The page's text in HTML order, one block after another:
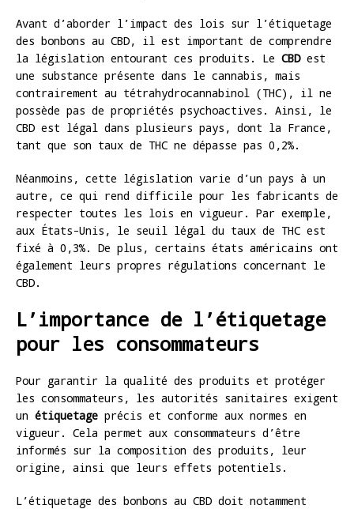
Avant d’aborder l’impact des lois sur l’étiquetage
des bonbons au CBD, il est important de comprendre
la législation entourant ces produits. Le CBDest
une substance présente dans le cannabis, mais
contrairement au tétrahydrocannabinol (THC), il ne
possède pas de propriétés psychoactives. Ainsi, le
CBD est légal dans plusieurs pays, dont la France,
tant que son taux de THC ne dépasse pas 0,2%.
Néanmoins, cette législation varie d’un pays à un
autre, ce qui rend difficile pour les fabricants de
respecter toutes les lois en vigueur. Par exemple,
aux États-Unis, le seuil légal du taux de THC est
fixé à 0,3%. De plus, certains états américains ont
également leurs propres régulations concernant le
CBD.
L’importance de l’étiquetage
pour les consommateurs
Pour garantir la qualité des produits et protéger
les consommateurs, les autorités sanitaires exigent
un étiquetage précis et conforme aux normes en
vigueur. Cela permet aux consommateurs d’être
informés sur la composition des produits, leur
origine, ainsi que leurs effets potentiels.
L’étiquetage des bonbons au CBD doit notamment